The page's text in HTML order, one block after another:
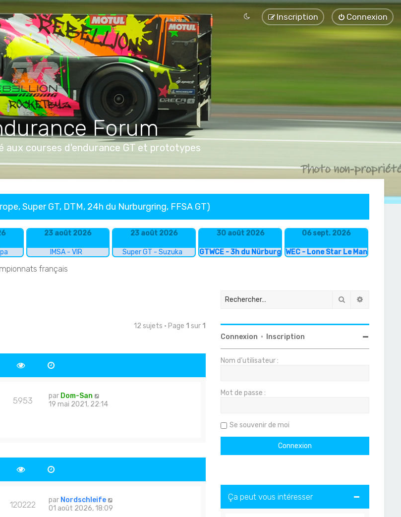
Connexion
Inscription
Forum
aux courses d'endurance GT et prototypes
Super GT, DTM, 24h du Nurburgring, FFSA GT)
23 août 2026
IMSA - VIR
23 août 2026
Super GT - Suzuka
30 août 2026
GTWCE - 3h du Nürburgring
06 sept. 2026
WEC - Lone Star Le Mans
français
12 sujets • Page 1 sur 1
5953 par Dom-San
19 mai 2021, 22:14
120222 par Nordschleife
01 août 2026, 18:09
Rechercher
Connexion • Inscription
Nom d’utilisateur :
Mot de passe :
Se souvenir de moi
Ça peut vous intéresser